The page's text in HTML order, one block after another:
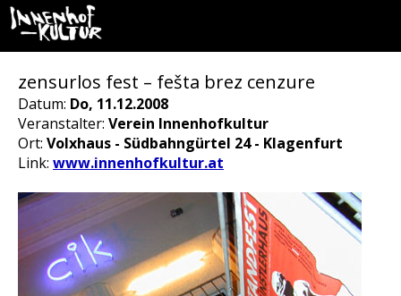
zensurlos fest – fešta brez cenzure
Datum: Do, 11.12.2008
Veranstalter: Verein Innenhofkultur
Ort: Volxhaus - Südbahngürtel 24 - Klagenfurt
Link: www.innenhofkultur.at